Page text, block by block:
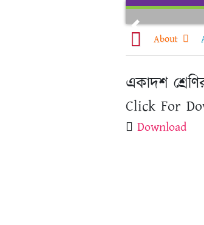
Previous
About
একাদশ
Click For
Download